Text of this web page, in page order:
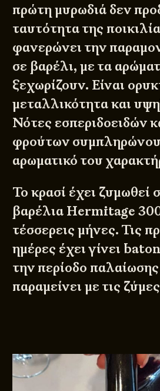
πρώτη μυρωδιά δεν
ταυτότητα της
φανερώνει την
σε βαρέλι, με τα
ξεχωρίζουν. Είναι
μεταλλικότητα και
Νότες εσπεριδοειδών
φρούτων
αρωματικό του
Το κρασί έχει ζυμωθεί
βαρέλια Ηermitage
τέσσερεις μήνες. Τις
ημέρες έχει γίνει
την περίοδο παλαίωσης
παραμείνει με τις